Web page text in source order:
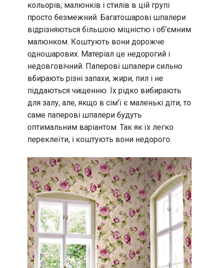
кольорів, малюнків і стилів в цій групі
просто безмежний. Багатошарові шпалери
відрізняються більшою міцністю і об’ємним
малюнком. Коштують вони дорожче
одношарових. Матеріал це недорогий і
недовговічний. Паперові шпалери сильно
вбирають різні запахи, жири, пил і не
піддаються чищенню. Їх рідко вибирають
для залу, але, якщо в сім’ї є маленькі діти, то
саме паперові шпалери будуть
оптимальним варіантом. Так як їх легко
переклеїти, і коштують вони недорого.